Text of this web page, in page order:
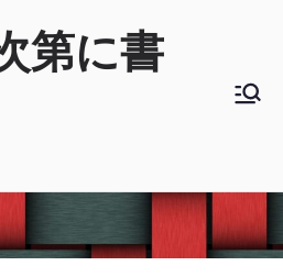
第に書